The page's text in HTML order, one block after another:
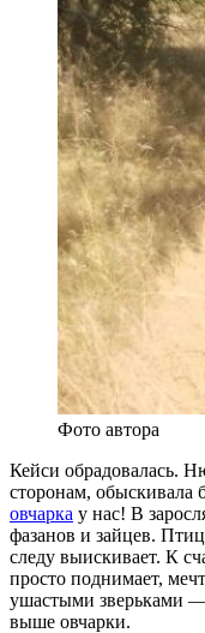
Фото автора
Кейси обрадовалась.
сторонам, обыскивала
овчарка у нас! В
фазанов и зайцев.
следу выискивает. К
просто поднимает,
ушастыми зверьками —
выше овчарки.